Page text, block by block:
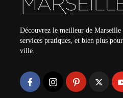
Découvrez le meilleur de
services pratiques, et bien plus
ville.